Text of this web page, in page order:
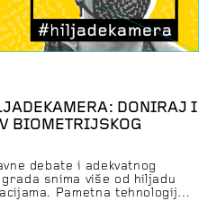
DONIRAJ I
BIOMETRIJSKOG
debate i adekvatnog
snima više od hiljadu
Pametna tehnologija